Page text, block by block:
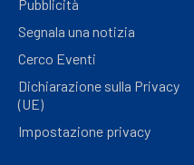
Pubblicità
Segnala una notizia
Cerco Eventi
Dichiarazione sulla Privacy
(UE)
Impostazione privacy